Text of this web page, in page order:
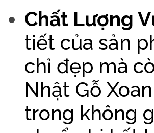
Chất Lượng
tiết của sản
chỉ đẹp mà
Nhật Gỗ
trong không